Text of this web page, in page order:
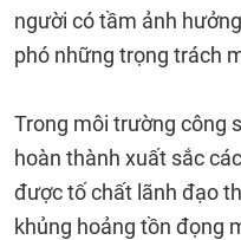
người có tầm ảnh
phó những trọng trách
Trong môi trường công
hoàn thành xuất sắc
được tố chất lãnh đạo
khủng hoảng tồn đọng